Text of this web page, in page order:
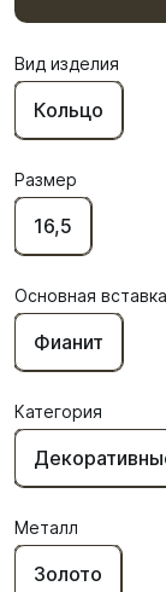
Вид изделия
Кольцо
Размер
16,5
Основная вставка
Фианит
Категория
Металл
Золото